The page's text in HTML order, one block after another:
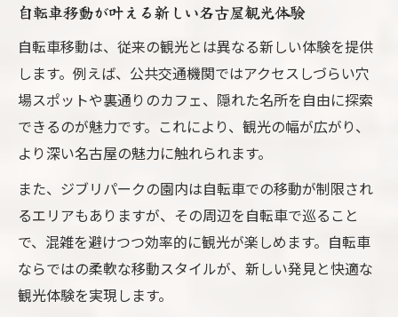
名古屋観光を深く味わう地元サイクリング
事情
自転車移動が叶える新しい名古屋観光体験
自転車移動は、従来の観光とは異なる新しい体験を提供
します。例えば、公共交通機関ではアクセスしづらい穴
場スポットや裏通りのカフェ、隠れた名所を自由に探索
できるのが魅力です。これにより、観光の幅が広がり、
より深い名古屋の魅力に触れられます。
また、ジブリパークの園内は自転車での移動が制限され
るエリアもありますが、その周辺を自転車で巡ること
で、混雑を避けつつ効率的に観光が楽しめます。自転車
ならではの柔軟な移動スタイルが、新しい発見と快適な
観光体験を実現します。